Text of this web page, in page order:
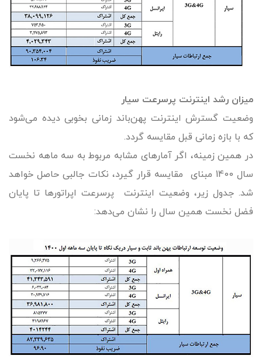
میزان رشد اینترنت پرسرعت سیار
وضعیت گسترش اینترنت پهن‌باند زمانی بخوبی دیده می‌شود
که با بازه زمانی قبل مقایسه گردد.
در همین زمینه، اگر آمارهای مشابه مربوط به سه ماهه نخست
سال 1400 مبنای مقایسه قرار گیرد، نکات جالبی حاصل خواهد
شد. جدول زیر، وضعیت اینترنت پرسرعت اپراتورها تا پایان
فضل نخست همین سال را نشان می‌دهد: